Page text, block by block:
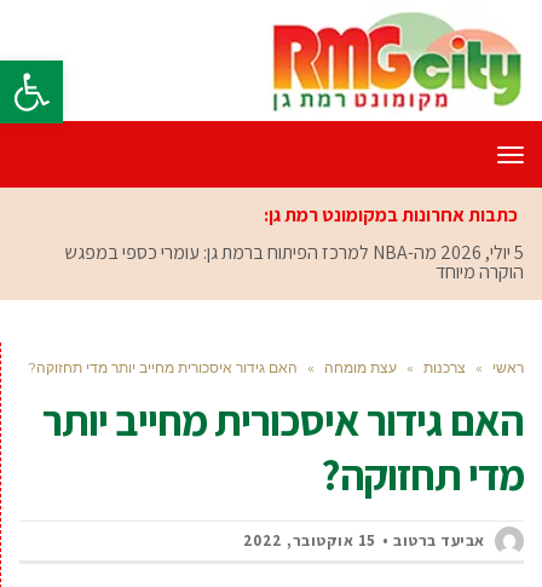
פתח
תפריט
כתבות אחרונות במקומונט רמת גן:
5 יולי, 2026
מה-NBA למרכז הפיתוח ברמת גן: עומרי כספי במפגש
הוקרה מיוחד
ראשי » צרכנות » עצת מומחה » האם גידור איסכורית מחייב יותר מדי תחזוקה?
האם גידור איסכורית מחייב יותר
מדי תחזוקה?
אביעד ברטוב 15 אוקטובר, 2022